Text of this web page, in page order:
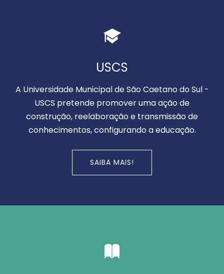
USCS
A Universidade Municipal de São Caetano do Sul -
USCS pretende promover uma ação de
construção, reelaboração e transmissão de
conhecimentos, configurando a educação.
SAIBA MAIS!